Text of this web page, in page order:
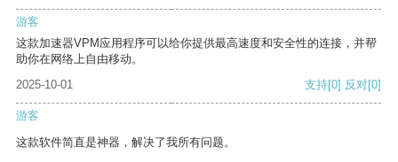
游客
这款加速器VPM应用程序可以给你提供最高速度和安全性的连接，并帮
助你在网络上自由移动。
2025-10-01
支持[0] 反对[0]
游客
这款软件简直是神器，解决了我所有问题。